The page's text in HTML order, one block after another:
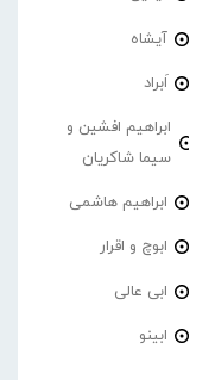
آیشاه
اَبراد
ابراهیم افشین و
سیما شاکریان
ابراهیم هاشمی
ابوچ و اقرار
ابی عالی
ابینو